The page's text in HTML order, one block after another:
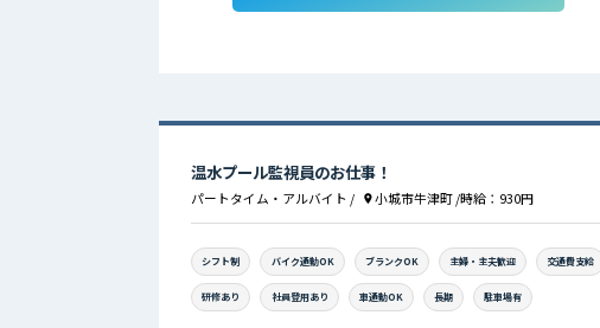
温水プール監視員のお仕事！
パートタイム・アルバイト / 小城市牛津町/時給：930円
シフト制 バイク通勤OK ブランクOK 主婦・主夫歓迎 交通費支給
研修あり 社員登用あり 車通勤OK 長期 駐車場有